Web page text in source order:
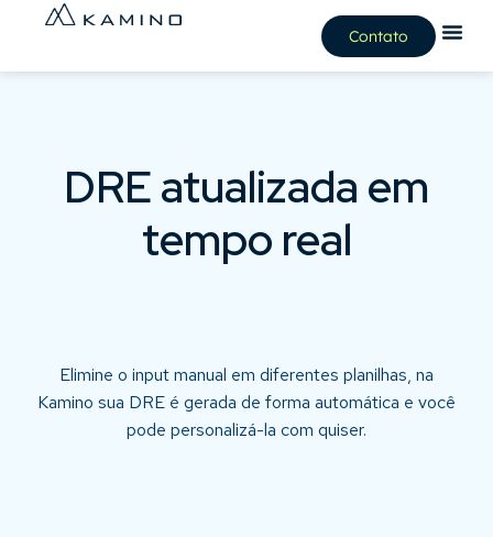
Contato
DRE atualizada em
tempo real
Elimine o input manual em diferentes planilhas, na
Kamino sua DRE é gerada de forma automática e você
pode personalizá-la com quiser.